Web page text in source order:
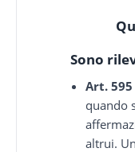
Sono
Art.
quando
altrui.